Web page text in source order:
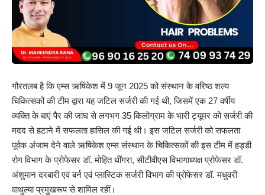
गौरतलब है कि एम्स ऋषिकेश में 9 जून 2025 को संस्थान के वरिष्ठ शल्य
चिकित्सकों की टीम द्वारा यह जटिल सर्जरी की गई थी, जिसमें एक 27 वर्षीय
व्यक्ति के बाएं पैर की जांघ से लगभग 35 किलोग्राम के भारी ट्यूमर को सर्जरी की
मदद से हटाने में सफलता हासिल की गई थी। इस जटिल सर्जरी को सफलता
पूर्वक अंजाम देने वाले ऋषिकेश एम्स संस्थान के चिकित्सकों की इस टीम में हड्डी
रोग विभाग के प्रोफेसर डॉ. मोहित धींगरा, सीटीवीएस विभागाध्यक्ष प्रोफेसर डॉ.
अंशुमान दरबारी एवं बर्न एवं प्लास्टिक सर्जरी विभाग की प्रोफेसर डॉ. मधुवरी
वाथुल्या प्रमुखरूप से शामिल रहीं।